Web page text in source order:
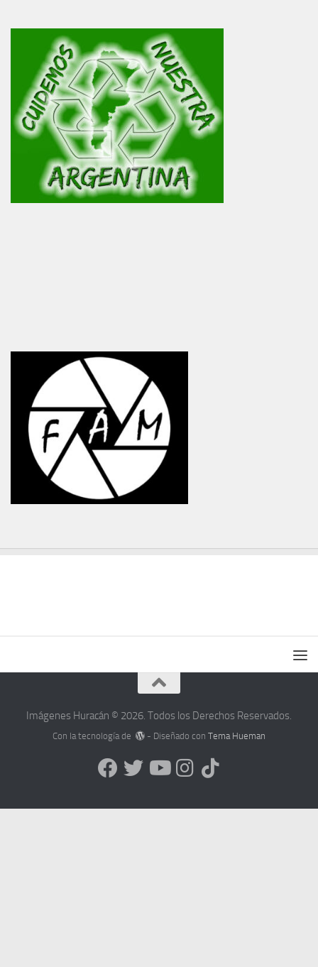
Imágenes Huracán © 2026. Todos los Derechos Reservados.
Con la tecnología de - Diseñado conTema Hueman